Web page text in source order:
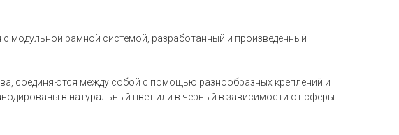
модульной рамной системой, разработанный и произведенный
соединяются между собой с помощью разнообразных креплений и
в натуральный цвет или в черный в зависимости от сферы